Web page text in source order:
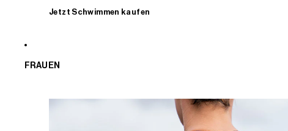
Jetzt Schwimmen kaufen
FRAUEN